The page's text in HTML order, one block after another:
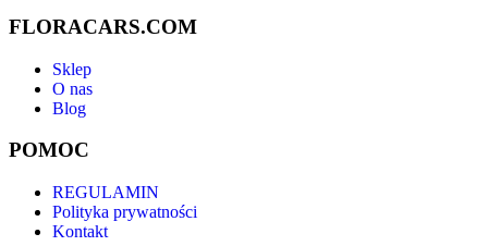
FLORACARS.COM
Sklep
O nas
Blog
POMOC
REGULAMIN
Polityka prywatności
Kontakt